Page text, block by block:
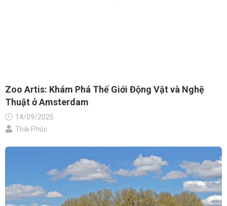
Zoo Artis: Khám Phá Thế Giới Động Vật và Nghệ
Thuật ở Amsterdam
14/09/2025
Thái Phúc